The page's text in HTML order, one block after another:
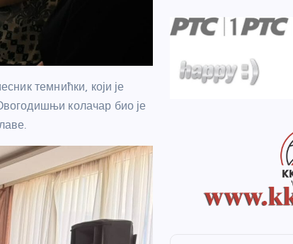
темнићки, који је
колачар био је